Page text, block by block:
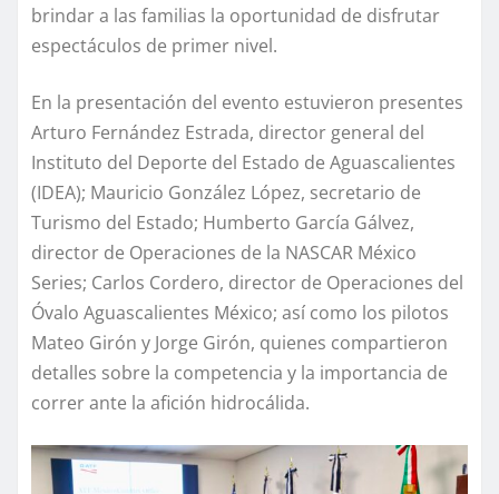
brindar a las familias la oportunidad de disfrutar
espectáculos de primer nivel.
En la presentación del evento estuvieron presentes
Arturo Fernández Estrada, director general del
Instituto del Deporte del Estado de Aguascalientes
(IDEA); Mauricio González López, secretario de
Turismo del Estado; Humberto García Gálvez,
director de Operaciones de la NASCAR México
Series; Carlos Cordero, director de Operaciones del
Óvalo Aguascalientes México; así como los pilotos
Mateo Girón y Jorge Girón, quienes compartieron
detalles sobre la competencia y la importancia de
correr ante la afición hidrocálida.